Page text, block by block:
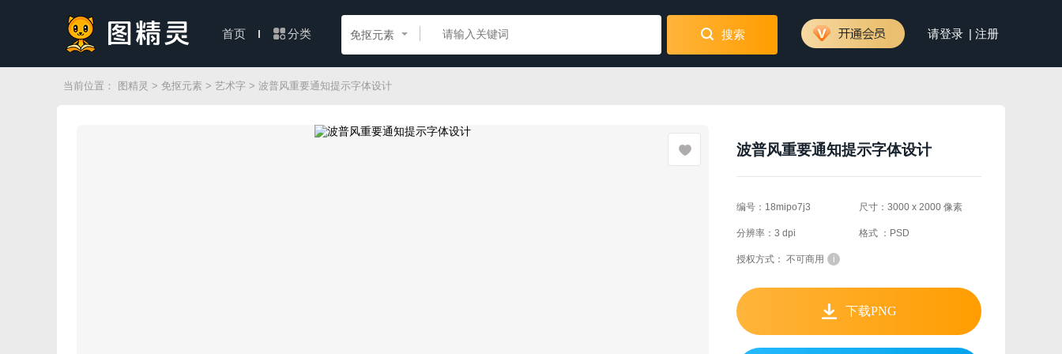
首页 分类 免抠元素 搜索 请登录 | 注册
当前位置： 图精灵 > 免抠元素 > 艺术字 > 波普风重要通知提示字体设计
波普风重要通知提示字体设计
编号：18mipo7j3 尺寸：3000 x 2000 像素
分辨率：3 dpi 格式 ：PSD
授权方式： 不可商用 i
下载PNG